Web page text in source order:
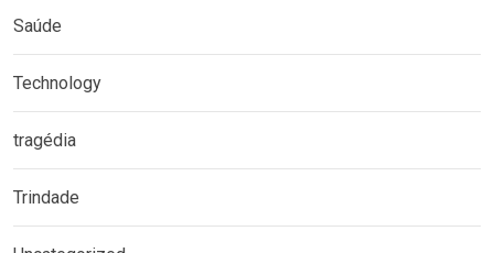
Saúde
Technology
tragédia
Trindade